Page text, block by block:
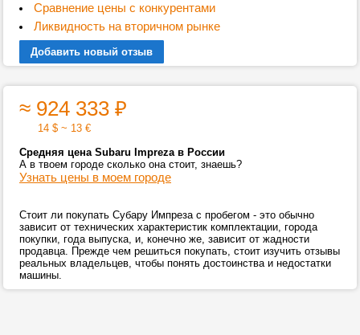
Сравнение цены с конкурентами
Ликвидность на вторичном рынке
Добавить новый отзыв
≈ 924 333 ₽
14 $ ~ 13 €
Средняя цена Subaru Impreza в России
А в твоем городе сколько она стоит, знаешь?
Узнать цены в моем городе
Стоит ли покупать Субару Импреза с пробегом - это обычно
зависит от технических характеристик комплектации, города
покупки, года выпуска, и, конечно же, зависит от жадности
продавца. Прежде чем решиться покупать, стоит изучить отзывы
реальных владельцев, чтобы понять достоинства и недостатки
машины.